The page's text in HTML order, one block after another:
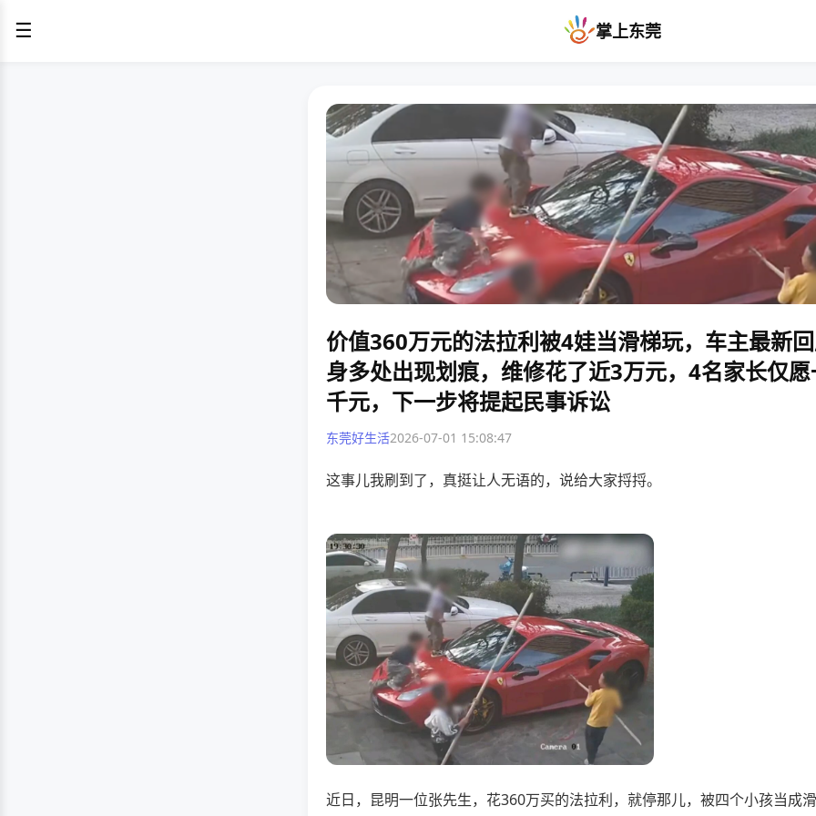
☰ 掌上东莞
价值360万元的法拉利被4娃当滑梯玩，车主最新
身多处出现划痕，维修花了近3万元，4名家长仅
千元，下一步将提起民事诉讼
东莞好生活2026-07-01 15:08:47
这事儿我刷到了，真挺让人无语的，说给大家捋捋。
近日，昆明一位张先生，花360万买的法拉利，就停那儿，被四个小孩当成